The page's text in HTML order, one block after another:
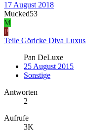
17 August 2018
Mucked53
M
P
Teile Göricke Diva Luxus
Pan DeLuxe
25 August 2015
Sonstige
Antworten
2
Aufrufe
3K